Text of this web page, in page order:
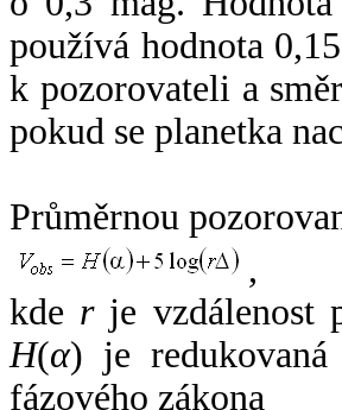
používá hodnota
k pozorovateli a
pokud se planetka
Průměrnou
,
kde rje vzdálenost
H(α) je
fázového zákona